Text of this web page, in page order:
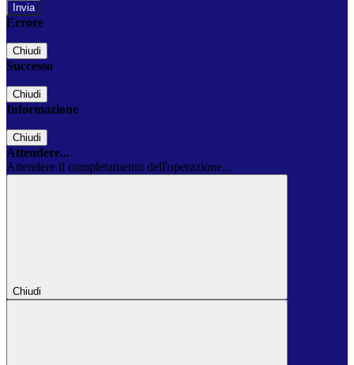
Errore
Chiudi
Successo
Chiudi
Informazione
Chiudi
Attendere...
Attendere il completamento dell'operazione...
Chiudi